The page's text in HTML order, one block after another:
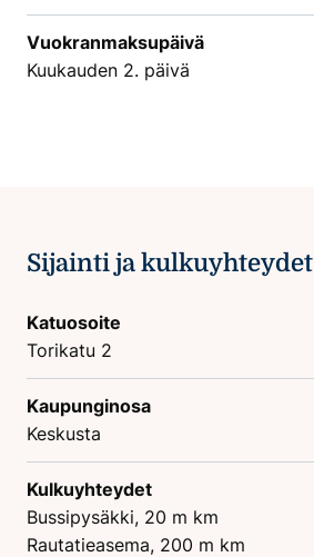
Vuokranmaksupäivä
Kuukauden 2. päivä
Sijainti ja kulkuyhteydet
Katuosoite
Torikatu 2
Kaupunginosa
Keskusta
Kulkuyhteydet
Bussipysäkki, 20 m km
Rautatieasema, 200 m km